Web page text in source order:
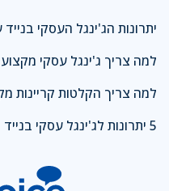
יתרונות הג'ינגל העסקי
למה צריך ג'ינגל עסקי
למה צריך הקלטות קריינות
5 יתרונות לג'ינגל עסקי בנייד